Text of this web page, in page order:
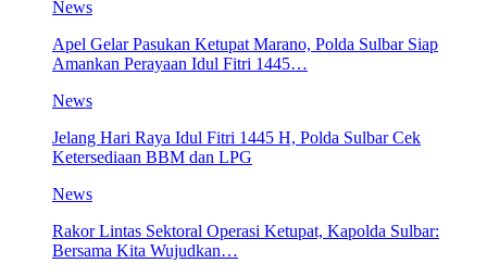
News
Apel Gelar Pasukan Ketupat Marano, Polda Sulbar Siap
Amankan Perayaan Idul Fitri 1445…
News
Jelang Hari Raya Idul Fitri 1445 H, Polda Sulbar Cek
Ketersediaan BBM dan LPG
News
Rakor Lintas Sektoral Operasi Ketupat, Kapolda Sulbar:
Bersama Kita Wujudkan…